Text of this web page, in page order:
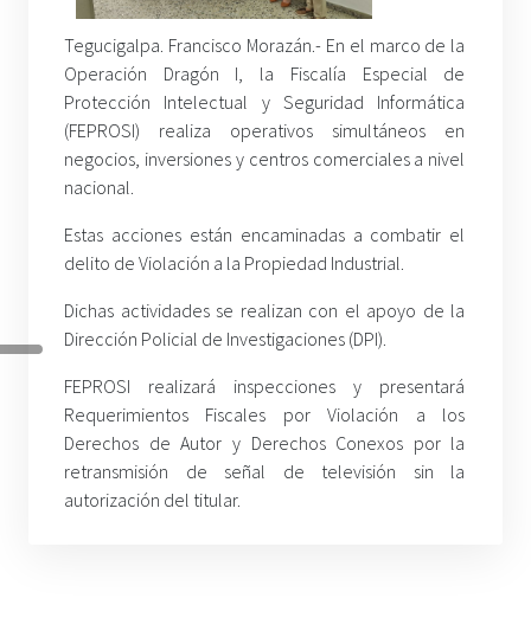
Tegucigalpa. Francisco Morazán.- En el marco de la
Operación Dragón I, la Fiscalía Especial de
Protección Intelectual y Seguridad Informática
(FEPROSI) realiza operativos simultáneos en
negocios, inversiones y centros comerciales a nivel
nacional.
Estas acciones están encaminadas a combatir el
delito de Violación a la Propiedad Industrial.
Dichas actividades se realizan con el apoyo de la
Dirección Policial de Investigaciones (DPI).
FEPROSI realizará inspecciones y presentará
Requerimientos Fiscales por Violación a los
Derechos de Autor y Derechos Conexos por la
retransmisión de señal de televisión sin la
autorización del titular.